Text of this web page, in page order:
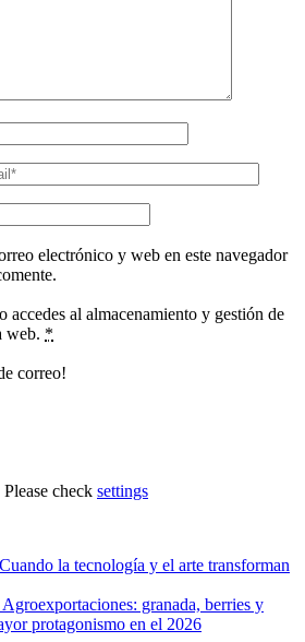
electrónico y web en este navegador
accedes al almacenamiento y gestión de
web. *
correo!
check settings
Cuando la tecnología y el arte transforman
Agroexportaciones: granada, berries y
protagonismo en el 2026